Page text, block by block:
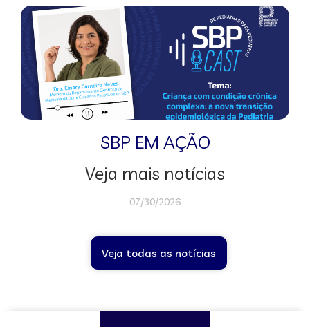
SBP EM AÇÃO
Veja mais notícias
07/30/2026
Veja todas as notícias